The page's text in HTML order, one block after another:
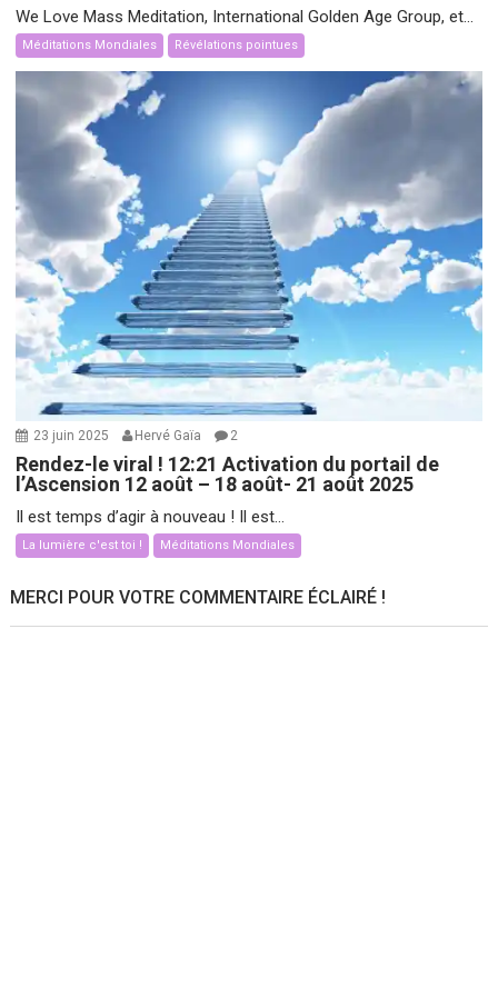
We Love Mass Meditation, International Golden Age Group, et...
Méditations Mondiales Révélations pointues
23 juin 2025 Hervé Gaïa 2
Rendez-le viral ! 12:21 Activation du portail de
l’Ascension 12 août – 18 août- 21 août 2025
Il est temps d’agir à nouveau ! Il est...
La lumière c'est toi ! Méditations Mondiales
MERCI POUR VOTRE COMMENTAIRE ÉCLAIRÉ !